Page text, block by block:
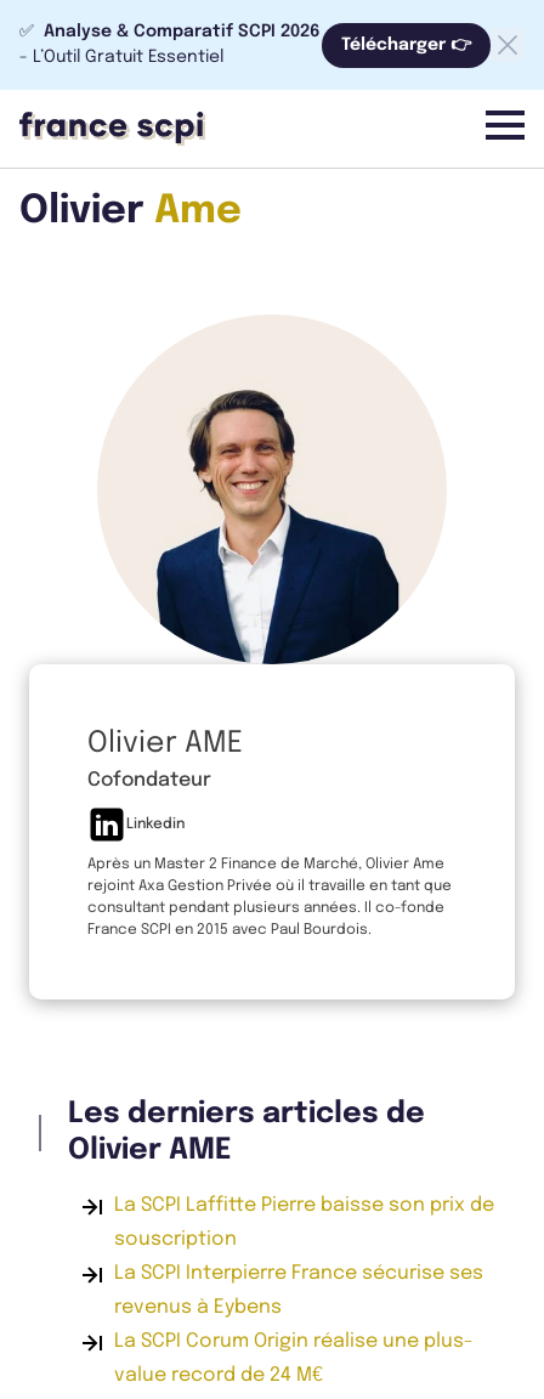
✅ Analyse & Comparatif SCPI 2026
- L’Outil Gratuit Essentiel
Télécharger 👉
menu
Olivier Ame
Olivier AME
Cofondateur
Linkedin
Après un Master 2 Finance de Marché, Olivier Ame
rejoint Axa Gestion Privée où il travaille en tant que
consultant pendant plusieurs années. Il co-fonde
France SCPI en 2015 avec Paul Bourdois.
Les derniers articles de
Olivier AME
La SCPI Laffitte Pierre baisse son prix de
souscription
La SCPI Interpierre France sécurise ses
revenus à Eybens
La SCPI Corum Origin réalise une plus-
value record de 24 M€